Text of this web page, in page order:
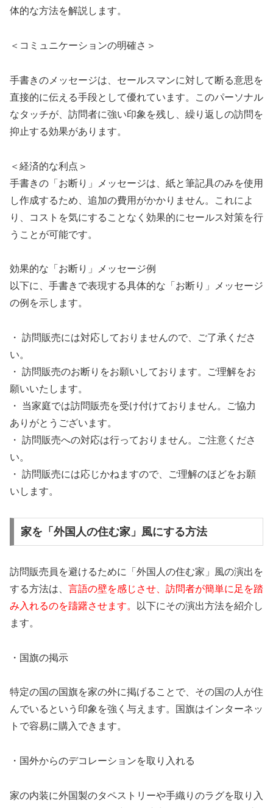
体的な方法を解説します。
＜コミュニケーションの明確さ＞
手書きのメッセージは、セールスマンに対して断る意思を
直接的に伝える手段として優れています。このパーソナル
なタッチが、訪問者に強い印象を残し、繰り返しの訪問を
抑止する効果があります。
＜経済的な利点＞
手書きの「お断り」メッセージは、紙と筆記具のみを使用
し作成するため、追加の費用がかかりません。これによ
り、コストを気にすることなく効果的にセールス対策を行
うことが可能です。
効果的な「お断り」メッセージ例
以下に、手書きで表現する具体的な「お断り」メッセージ
の例を示します。
・ 訪問販売には対応しておりませんので、ご了承くださ
い。
・ 訪問販売のお断りをお願いしております。ご理解をお
願いいたします。
・ 当家庭では訪問販売を受け付けておりません。ご協力
ありがとうございます。
・ 訪問販売への対応は行っておりません。ご注意くださ
い。
・ 訪問販売には応じかねますので、ご理解のほどをお願
いします。
家を「外国人の住む家」風にする方法
訪問販売員を避けるために「外国人の住む家」風の演出を
する方法は、 言語の壁を感じさせ、訪問者が簡単に足を踏
み入れるのを躊躇させます。
以下にその演出方法を紹介し
ます。
・国旗の掲示
特定の国の国旗を家の外に掲げることで、その国の人が住
んでいるという印象を強く与えます。国旗はインターネッ
トで容易に購入できます。
・国外からのデコレーションを取り入れる
家の内装に外国製のタペストリーや手織りのラグを取り入